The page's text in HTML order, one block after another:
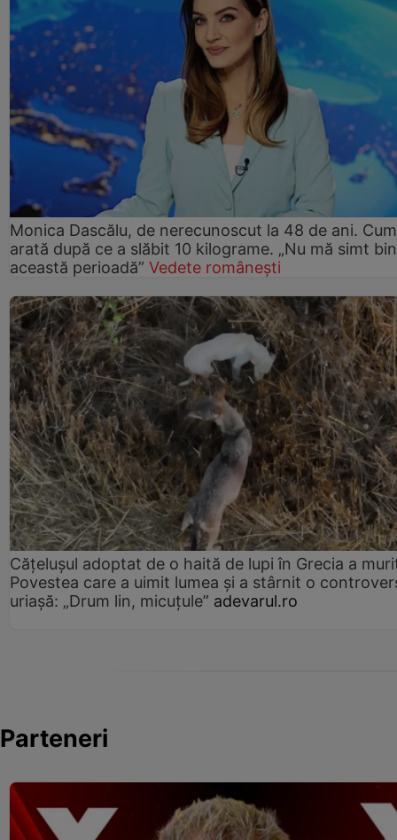
Monica Dascălu, de nerecunoscut la 48 de ani. Cum
arată după ce a slăbit 10 kilograme. „Nu mă simt
această perioadă” Vedete românești
Cățelușul adoptat de o haită de lupi în Grecia a
Povestea care a uimit lumea și a stârnit o
uriașă: „Drum lin, micuțule” adevarul.ro
Parteneri